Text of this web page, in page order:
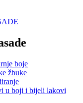
boje
žbuke
u boji i bijeli lakovi